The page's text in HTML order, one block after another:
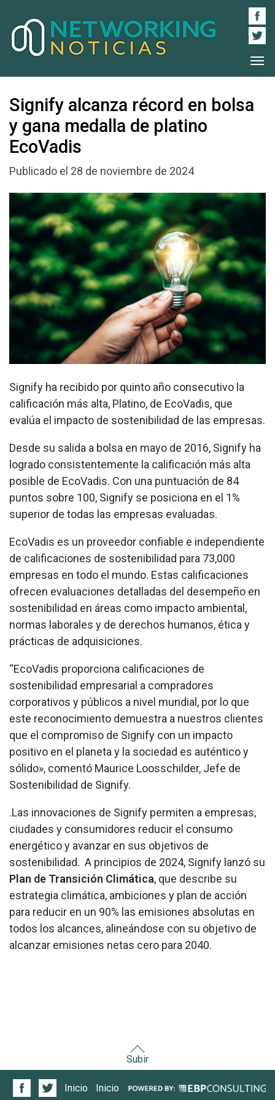
Signify alcanza récord en bolsa
y gana medalla de platino
EcoVadis
Publicado el 28 de noviembre de 2024
Signify ha recibido por quinto año consecutivo la
calificación más alta, Platino, de EcoVadis, que
evalúa el impacto de sostenibilidad de las empresas.
Desde su salida a bolsa en mayo de 2016, Signify ha
logrado consistentemente la calificación más alta
posible de EcoVadis. Con una puntuación de 84
puntos sobre 100, Signify se posiciona en el 1%
superior de todas las empresas evaluadas.
EcoVadis es un proveedor confiable e independiente
de calificaciones de sostenibilidad para 73,000
empresas en todo el mundo. Estas calificaciones
ofrecen evaluaciones detalladas del desempeño en
sostenibilidad en áreas como impacto ambiental,
normas laborales y de derechos humanos, ética y
prácticas de adquisiciones.
“EcoVadis proporciona calificaciones de
sostenibilidad empresarial a compradores
corporativos y públicos a nivel mundial, por lo que
este reconocimiento demuestra a nuestros clientes
que el compromiso de Signify con un impacto
positivo en el planeta y la sociedad es auténtico y
sólido», comentó Maurice Loosschilder, Jefe de
Sostenibilidad de Signify.
.Las innovaciones de Signify permiten a empresas,
ciudades y consumidores reducir el consumo
energético y avanzar en sus objetivos de
sostenibilidad. A principios de 2024, Signify lanzó su
Plan de Transición Climática, que describe su
estrategia climática, ambiciones y plan de acción
para reducir en un 90% las emisiones absolutas en
todos los alcances, alineándose con su objetivo de
alcanzar emisiones netas cero para 2040.
Subir
Inicio Inicio